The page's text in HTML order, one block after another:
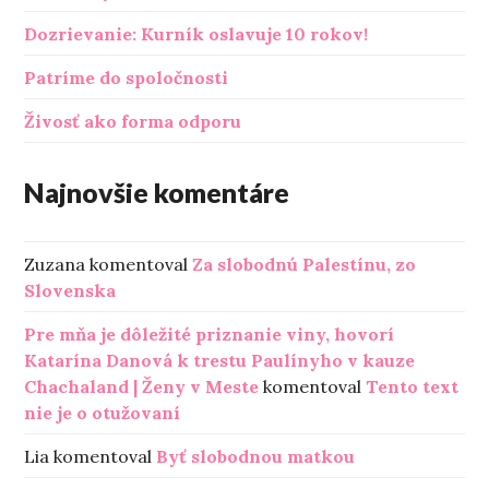
Dozrievanie: Kurník oslavuje 10 rokov!
Patríme do spoločnosti
Živosť ako forma odporu
Najnovšie komentáre
Zuzana komentoval Za slobodnú Palestínu, zo
Slovenska
Pre mňa je dôležité priznanie viny, hovorí
Katarína Danová k trestu Paulínyho v kauze
Chachaland | Ženy v Meste komentoval Tento text
nie je o otužovaní
Lia komentoval Byť slobodnou matkou